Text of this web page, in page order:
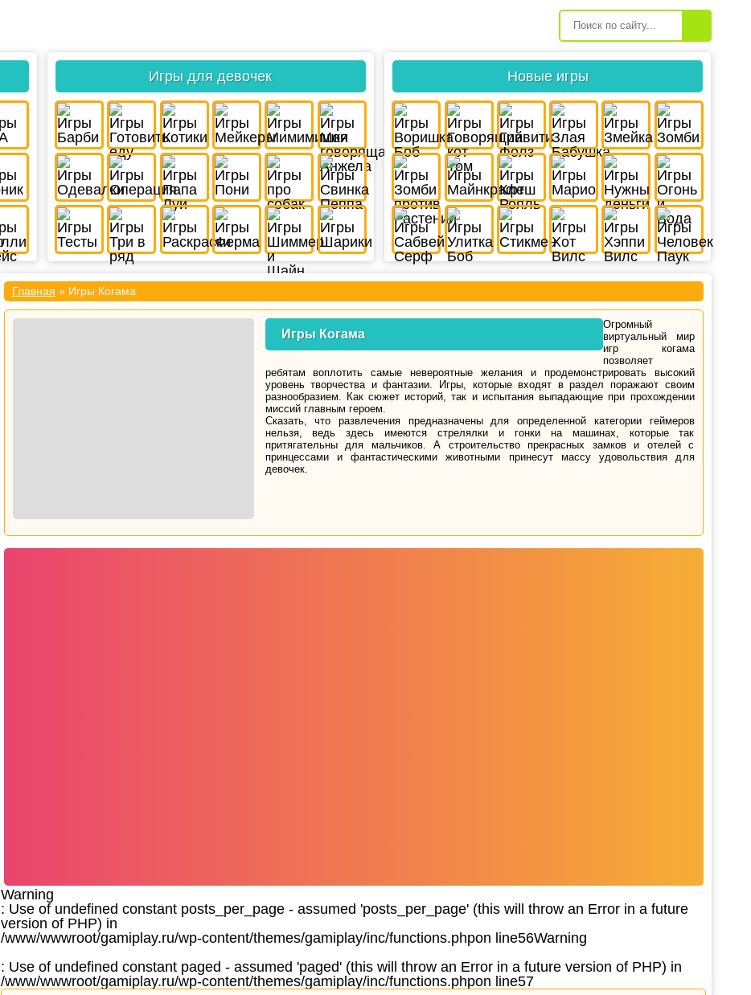
Игры для девочек Новые игры
Главная » Игры Когама
Игры Когама
Огромный
виртуальный мир
игр когама
позволяет
ребятам воплотить самые невероятные желания и продемонстрировать высокий
уровень творчества и фантазии. Игры, которые входят в раздел поражают своим
разнообразием. Как сюжет историй, так и испытания выпадающие при прохождении
миссий главным героем.
Сказать, что развлечения предназначены для определенной категории геймеров
нельзя, ведь здесь имеются стрелялки и гонки на машинах, которые так
притягательны для мальчиков. А строительство прекрасных замков и отелей с
принцессами и фантастическими животными принесут массу удовольствия для
девочек.
Warning
: Use of undefined constant posts_per_page - assumed 'posts_per_page' (this will throw an Error in a future
version of PHP) in
/www/wwwroot/gamiplay.ru/wp-content/themes/gamiplay/inc/functions.phpon line56Warning
: Use of undefined constant paged - assumed 'paged' (this will throw an Error in a future version of PHP) in
/www/wwwroot/gamiplay.ru/wp-content/themes/gamiplay/inc/functions.phpon line57